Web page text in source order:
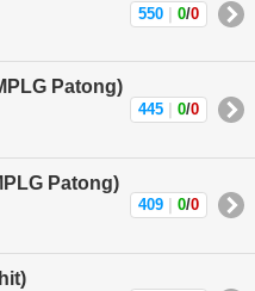
550 0/0
Patong)
445 0/0
Patong)
409 0/0